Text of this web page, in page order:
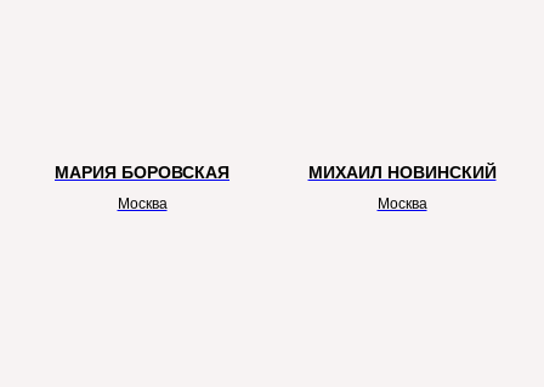
МАРИЯ БОРОВСКАЯ
Москва
МИХАИЛ НОВИНСКИЙ
Москва